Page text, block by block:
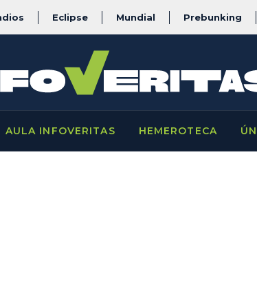
Eclipse Mundial Prebunking
AULA INFOVERITAS HEMEROTECA